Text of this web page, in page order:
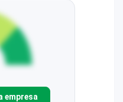
empresa